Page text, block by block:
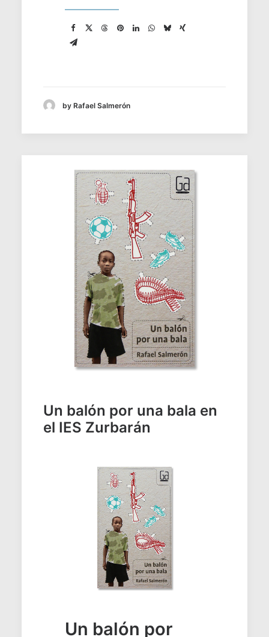
by Rafael Salmerón
Un balón por una bala en
el IES Zurbarán
Un balón por